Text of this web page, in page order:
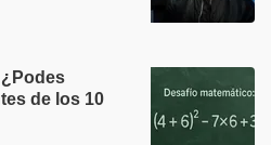
de los 10